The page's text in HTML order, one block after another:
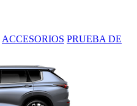
ACCESORIOS PRUEBA DE